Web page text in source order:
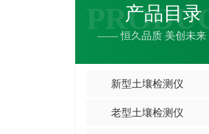
产品目录
—— 恒久品质 美创未
新型土壤检测仪
老型土壤检测仪